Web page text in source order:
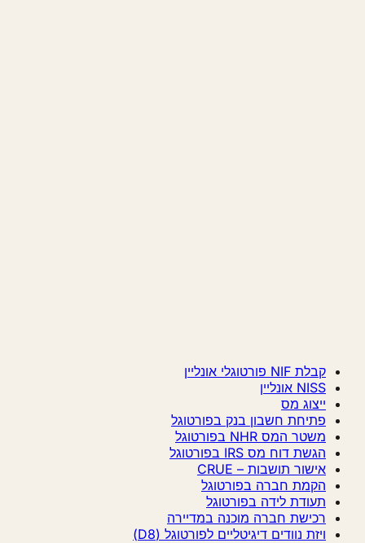
קבלת NIF פורטוגלי אונליין
NISS אונליין
ייצוג מס
פתיחת חשבון בנק בפורטוגל
משטר המס NHR בפורטוגל
הגשת דוח מס IRS בפורטוגל
אישור תושבות – CRUE
הקמת חברה בפורטוגל
תעודת לידה בפורטוגל
רכישת חברה מוכנה במדיירה
ויזת נוודים דיגיטליים לפורטוגל (D8)